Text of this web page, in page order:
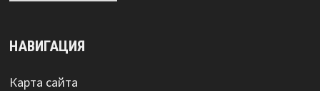
НАВИГАЦИЯ
Карта сайта